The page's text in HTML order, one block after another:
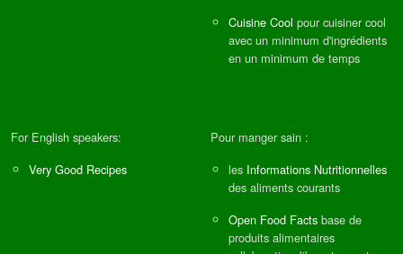
Cuisine Cool pour cuisiner cool
avec un minimum d'ingrédients
en un minimum de temps
For English speakers:
Very Good Recipes
Pour manger sain :
les Informations Nutritionnelles
des aliments courants
Open Food Facts base de
produits alimentaires